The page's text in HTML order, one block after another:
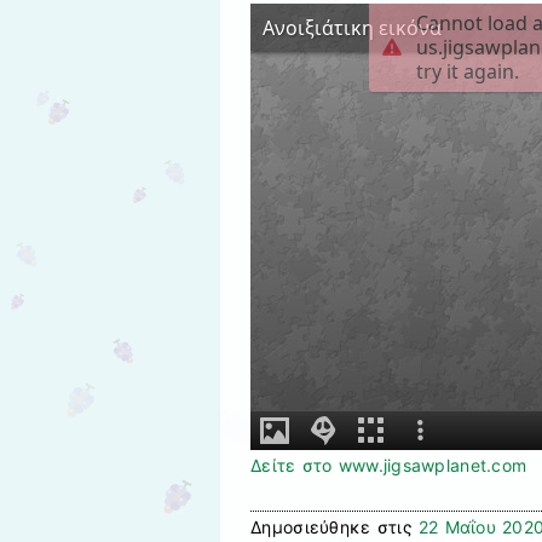
Δείτε στο www.jigsawplanet.com
Δημοσιεύθηκε στις 22 Μαΐου